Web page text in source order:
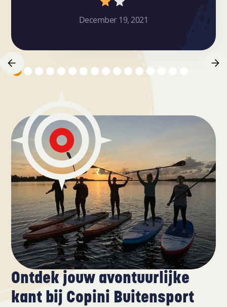
December 19, 2021
Ontdek jouw avontuurlijke
kant bij Copini Buitensport